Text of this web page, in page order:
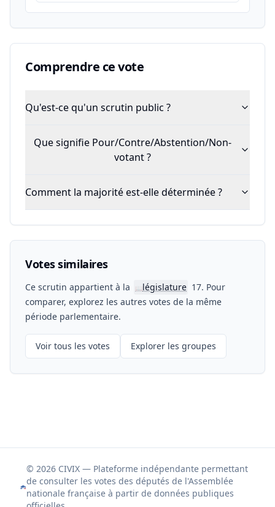
Comprendre ce vote
Qu'est-ce qu'un scrutin public ?
Que signifie Pour/Contre/Abstention/Non-
votant ?
Comment la majorité est-elle déterminée ?
Votes similaires
Ce scrutin appartient à la 📖législature 17. Pour
comparer, explorez les autres votes de la même
période parlementaire.
Voir tous les votes Explorer les groupes
© 2026 CIVIX — Plateforme indépendante permettant
de consulter les votes des députés de l'Assemblée
nationale française à partir de données publiques